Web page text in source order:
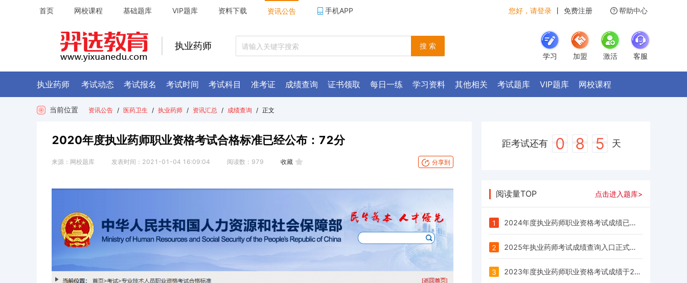
首页 网校课程 基础题库 VIP题库 资料下载 资讯公告 手机APP 您好，请登录 丨 免费注册 帮助中心
执业药师
搜 索
学习
加盟 激活 客服
执业药师 考试动态 考试报名 考试时间 考试科目 准考证 成绩查询 证书领取 每日一练 学习资料 其他相关 考试题库 VIP题库 网校课程
当前位置 资讯公告 / 医药卫生 / 执业药师 / 资讯汇总 / 成绩查询 / 正文
2020年度执业药师职业资格考试合格标准已经公布：72分
来源： 网校题库 发表时间： 2021-01-04 16:09:04 阅读数： 979 收藏 分享到
距考试还有 0 8 5 天
阅读量TOP 点击进入题库>
1 2024年度执业药师职业资格考试成绩已公布
2 2025年执业药师考试成绩查询入口正式开通啦！
3 2023年度执业药师职业资格考试成绩于2023年12月8日公布